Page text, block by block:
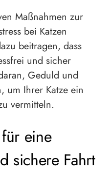
Maßnahmen zur
bei Katzen
beitragen, dass
und sicher
Geduld und
um Ihrer Katze ein
vermitteln.
eine
sichere Fahrt